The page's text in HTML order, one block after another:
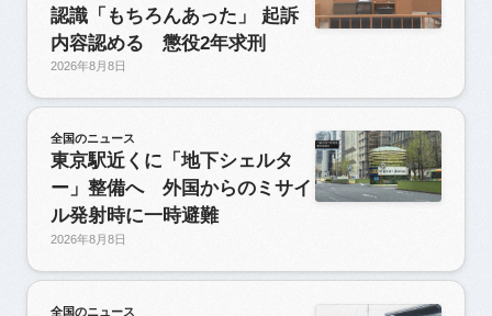
認識「もちろんあった」 起訴
内容認める 懲役2年求刑
2026年8月8日
全国のニュース
東京駅近くに「地下シェルタ
ー」整備へ 外国からのミサイ
ル発射時に一時避難
2026年8月8日
全国のニュース